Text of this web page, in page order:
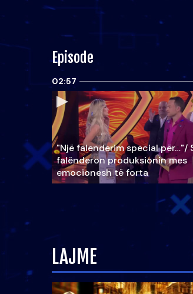
Episode
02:57
"Një falenderim special për…"/
falënderon produksionin mes
emocionesh të forta
LAJME